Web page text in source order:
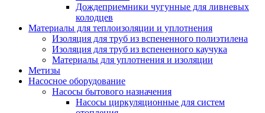
Дождеприемники чугунные для ливневых
колодцев
Материалы для теплоизоляции и уплотнения
Изоляция для труб из вспененного полиэтилена
Изоляция для труб из вспененного каучука
Материалы для уплотнения и изоляции
Метизы
Насосное оборудование
Насосы бытового назначения
Насосы циркуляционные для систем